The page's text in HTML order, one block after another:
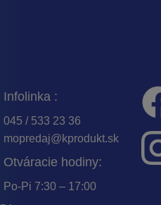
Infolinka :
045 / 533 23 36
mopredaj@kprodukt.sk
Otváracie hodiny:
Po-Pi 7:30 – 17:00